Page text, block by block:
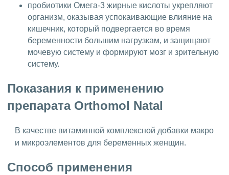
пробиотики Омега-3 жирные кислоты укрепляют
организм, оказывая успокаивающие влияние на
кишечник, который подвергается во время
беременности большим нагрузкам, и защищают
мочевую систему и формируют мозг и зрительную
систему.
Показания к применению
препарата Orthomol Natal
В качестве витаминной комплексной добавки макро
и микроэлементов для беременных женщин.
Способ применения